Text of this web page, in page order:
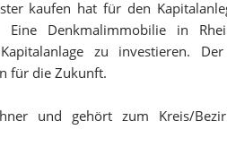
kaufen hat für den
Eine Denkmalimmobilie in
zu investieren.
für die Zukunft.
und gehört zum Kreis/